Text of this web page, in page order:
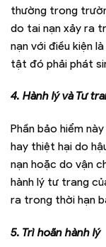
thường trong
do tai nạn xảy ra
nạn với điều kiện
tật đó phải phát
4. Hành lý và Tư
Phần bảo hiểm
hay thiệt hại do
nạn hoặc do vận
hành lý tư trang
ra trong thời hạn
5. Trì hoãn hành lý